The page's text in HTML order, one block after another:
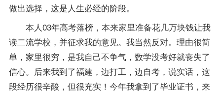
做出选择，这是人生必经的阶段。
本人03年高考落榜，本来家里准备花几万块钱让我
读二流学校，并征求我的意见。我当然反对。理由很简
单，家里很穷，是我自己不争气，数学没考好就丧失了
信心。后来我到了福建，边打工，边自考，说实话，这
段经历很辛酸，但很充实！今年我拿到了毕业证书，来